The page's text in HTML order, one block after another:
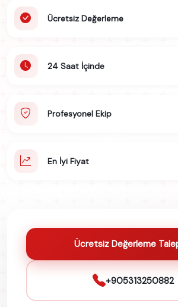
Ücretsiz Değerleme
24 Saat İçinde
Profesyonel Ekip
En İyi Fiyat
Ücretsiz Değerleme
+905313250882